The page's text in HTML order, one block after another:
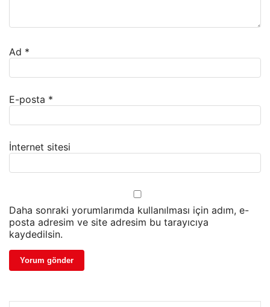
Ad *
E-posta *
İnternet sitesi
Daha sonraki yorumlarımda kullanılması için adım, e-
posta adresim ve site adresim bu tarayıcıya
kaydedilsin.